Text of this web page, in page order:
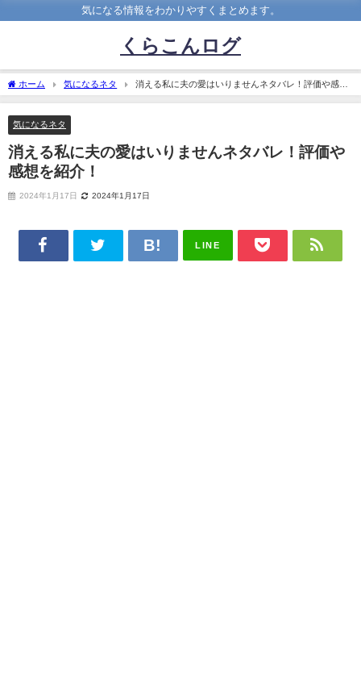
気になる情報をわかりやすくまとめます。
くらこんログ
ホーム 気になるネタ
消える私に夫の愛はいりませんネタバレ！評価や感想
を紹介！
気になるネタ
消える私に夫の愛はいりませんネタバレ！評価や
感想を紹介！
2024年1月17日 2024年1月17日
LINE